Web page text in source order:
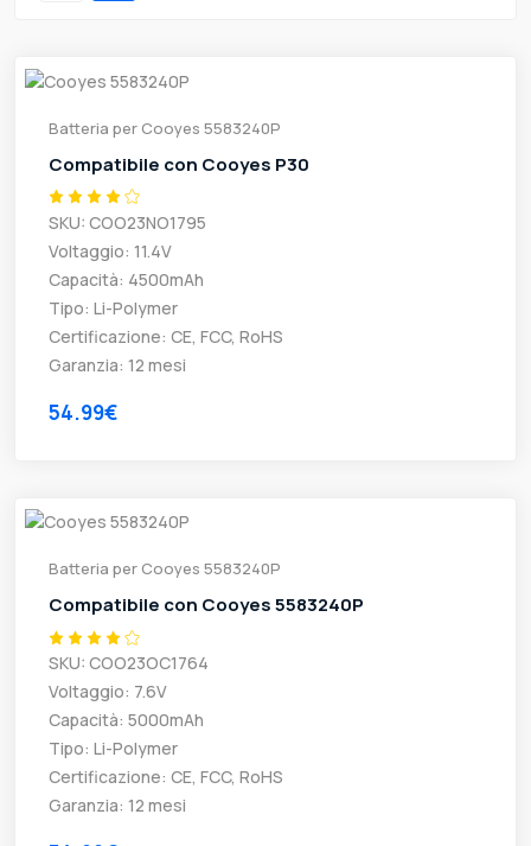
Batteria per Cooyes 5583240P
Compatibile con Cooyes P30
SKU: COO23NO1795
Voltaggio: 11.4V
Capacità: 4500mAh
Tipo: Li-Polymer
Certificazione: CE, FCC, RoHS
Garanzia: 12 mesi
54.99€
Batteria per Cooyes 5583240P
Compatibile con Cooyes 5583240P
SKU: COO23OC1764
Voltaggio: 7.6V
Capacità: 5000mAh
Tipo: Li-Polymer
Certificazione: CE, FCC, RoHS
Garanzia: 12 mesi